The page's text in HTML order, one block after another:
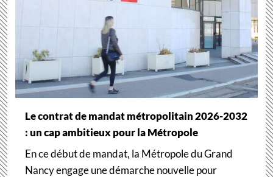
Le contrat de mandat métropolitain 2026-2032
: un cap ambitieux pour la Métropole
En ce début de mandat, la Métropole du Grand
Nancy engage une démarche nouvelle pour